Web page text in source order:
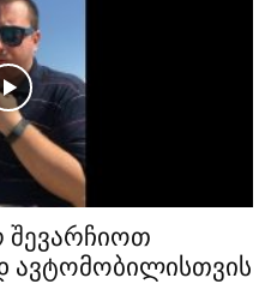
შევარჩიოთ
ავტომობილისთვის